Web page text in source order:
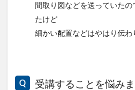
間取り図などを送っていた
たけど
細かい配置などはやはり伝わ
受講することを悩み